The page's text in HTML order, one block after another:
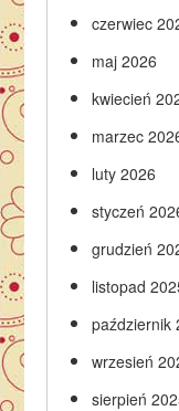
czerwiec
maj 2026
kwiecień
marzec
luty 2026
styczeń
grudzień
listopad
październik
wrzesień
sierpień